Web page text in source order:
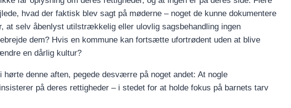
hvad der faktisk blev sagt på møderne – noget de kunne dokumentere
at selv åbenlyst utilstrækkelig eller ulovlig sagsbehandling ingen
dem? Hvis en kommune kan fortsætte ufortrødent uden at blive
en dårlig kultur?
denne aften, pegede desværre på noget andet: At nogle
på deres rettigheder – i stedet for at holde fokus på barnets tarv